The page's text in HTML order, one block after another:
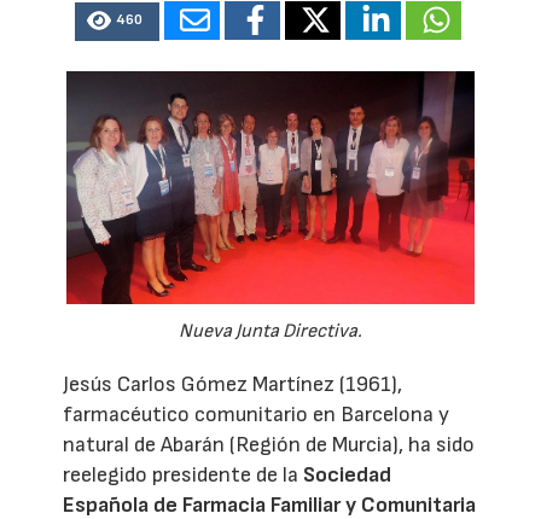
460
Nueva Junta Directiva.
Jesús Carlos Gómez Martínez (1961),
farmacéutico comunitario en Barcelona y
natural de Abarán (Región de Murcia), ha sido
reelegido presidente de la Sociedad
Española de Farmacia Familiar y Comunitaria